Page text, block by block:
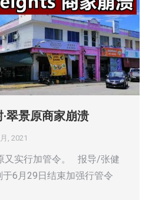
翠景原商家崩溃
, 2021
又实行加管令。 报导/张健
6月29日结束加强行管令